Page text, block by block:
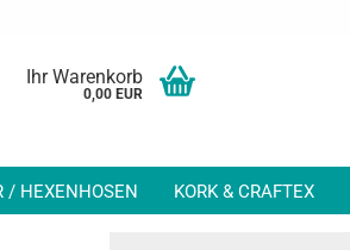
Ihr Warenkorb
0,00 EUR
/ HEXENHOSEN KORK & CRAFTEX